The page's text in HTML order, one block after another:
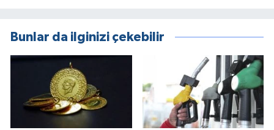
Bunlar da ilginizi çekebilir